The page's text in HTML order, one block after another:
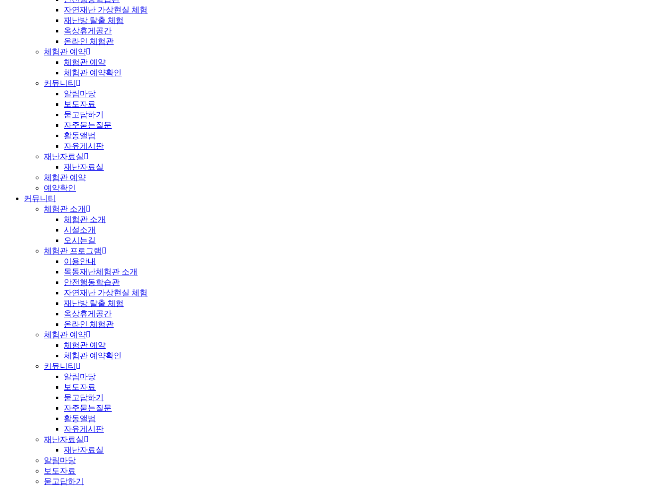
자연재난 가상현실 체험
재난방 탈출 체험
옥상휴게공간
온라인 체험관
체험관 예약
체험관 예약
체험관 예약확인
커뮤니티
알림마당
보도자료
묻고답하기
자주묻는질문
활동앨범
자유게시판
재난자료실
재난자료실
체험관 예약
예약확인
커뮤니티
체험관 소개
체험관 소개
시설소개
오시는길
체험관 프로그램
이용안내
목동재난체험관 소개
안전행동학습관
자연재난 가상현실 체험
재난방 탈출 체험
옥상휴게공간
온라인 체험관
체험관 예약
체험관 예약
체험관 예약확인
커뮤니티
알림마당
보도자료
묻고답하기
자주묻는질문
활동앨범
자유게시판
재난자료실
재난자료실
알림마당
보도자료
묻고답하기